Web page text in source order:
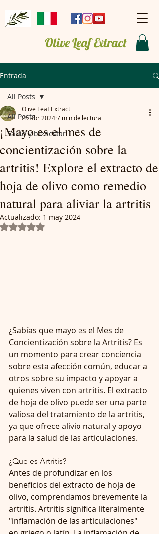
Olive Leaf Extract
Entrada
All Posts
Salud y bienestar
All Posts
¡Mayo es el mes de
concientización sobre la
artritis! Explore el extracto de
hoja de olivo como remedio
natural para aliviar la artritis
Olive Leaf Extract
25 abr 20247 min de lectura
Actualizado: 1 may 2024
Obtuvo NaN de 5 estrellas.
¿Sabías que mayo es el Mes de
Concientización sobre la Artritis? Es
un momento para crear conciencia
sobre esta afección común, educar a
otros sobre su impacto y apoyar a
quienes viven con artritis. El extracto
de hoja de olivo puede ser una parte
valiosa del tratamiento de la artritis,
ya que ofrece alivio natural y apoyo
para la salud de las articulaciones.
¿Que es Artritis?
Antes de profundizar en los
beneficios del extracto de hoja de
olivo, comprendamos brevemente la
artritis. Artritis significa literalmente
"inflamación de las articulaciones"